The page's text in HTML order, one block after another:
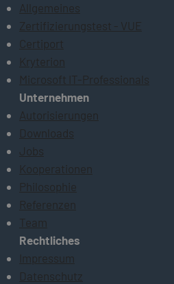
Allgemeines
Zertifizierungstest - VUE
Certiport
Kryterion
Microsoft IT-Professionals
Unternehmen
Autorisierungen
Downloads
Jobs
Kooperationen
Philosophie
Referenzen
Team
Rechtliches
Impressum
Datenschutz